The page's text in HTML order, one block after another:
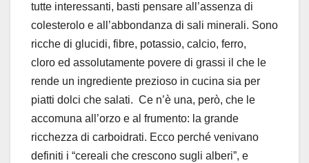
tutte interessanti, basti pensare all’assenza di
colesterolo e all’abbondanza di sali minerali. Sono
ricche di glucidi, fibre, potassio, calcio, ferro,
cloro ed assolutamente povere di grassi il che le
rende un ingrediente prezioso in cucina sia per
piatti dolci che salati. Ce n’è una, però, che le
accomuna all’orzo e al frumento: la grande
ricchezza di carboidrati. Ecco perché venivano
definiti i “cereali che crescono sugli alberi”, e